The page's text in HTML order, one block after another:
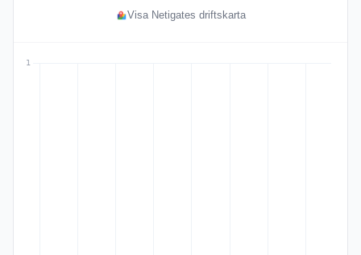
Visa Netigates driftskarta